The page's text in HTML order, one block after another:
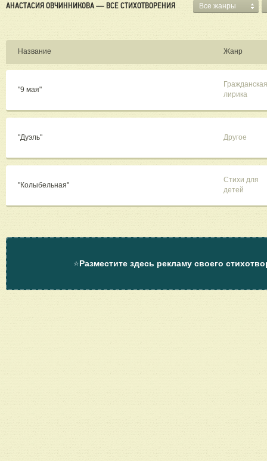
АНАСТАСИЯ ОВЧИННИКОВА — ВСЕ СТИХОТВОРЕНИЯ Все жанры
Название Жанр
"9 мая"
Гражданская
лирика
"Дуэль" Другое
"Колыбельная"
Стихи для
детей
⭐Разместите здесь рекламу своего